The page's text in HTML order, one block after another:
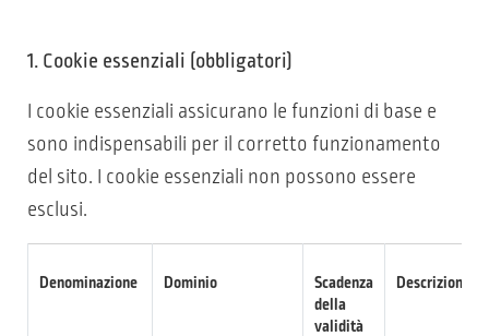
1. Cookie essenziali (obbligatori)
I cookie essenziali assicurano le funzioni di base e
sono indispensabili per il corretto funzionamento
del sito. I cookie essenziali non possono essere
esclusi.
Denominazione Dominio
Scadenza
della
validità
Descrizione